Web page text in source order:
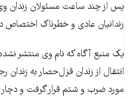
پس از چند ساعت مسئولان زندان
زندانيان عادی و خطرناک اختصاص
يک منبع آگاه که نام وی منتشر
انتقال از زندان قزل‌حصار به
مورد ضرب و شتم قرار گرفت و